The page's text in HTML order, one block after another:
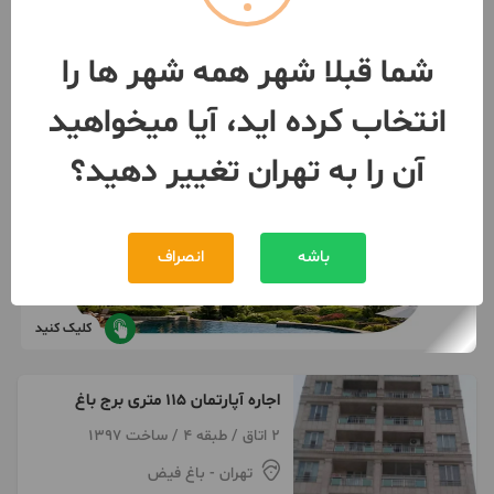
کلیک کنید
اجاره آپارتمان ۱۱۵ متری برج باغ
2 اتاق / طبقه 4 / ساخت 1397
تهران - باغ فیض
شما قبلا شهر همه شهر ها را
انتخاب کرده اید، آیا میخواهید
آن را به تهران تغییر دهید؟
باشه انصراف